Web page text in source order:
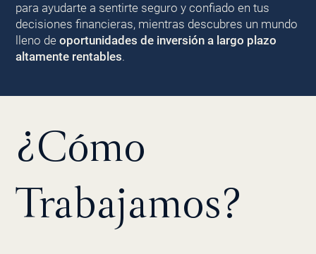
para ayudarte a sentirte seguro y confiado en tus
decisiones financieras, mientras descubres un mundo
lleno de oportunidades de inversión a largo plazo
altamente rentables.
¿Cómo
Trabajamos?